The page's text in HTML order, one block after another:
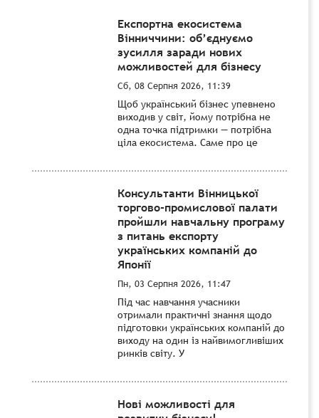
Експортна екосистема
Вінниччини: об’єднуємо
зусилля заради нових
можливостей для бізнесу
Сб, 08 Серпня 2026, 11:39
Щоб український бізнес упевнено
виходив у світ, йому потрібна не
одна точка підтримки — потрібна
ціла екосистема. Саме про це
Консультанти Вінницької
торгово-промислової палати
пройшли навчальну програму
з питань експорту
українських компаній до
Японії
Пн, 03 Серпня 2026, 11:47
Під час навчання учасники
отримали практичні знання щодо
підготовки українських компаній до
виходу на один із найвимогливіших
ринків світу. У
Нові можливості для